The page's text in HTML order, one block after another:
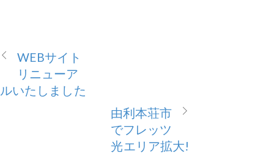
WEBサイト
リニューア
ルいたしました
由利本荘市
でフレッツ
光エリア拡大!